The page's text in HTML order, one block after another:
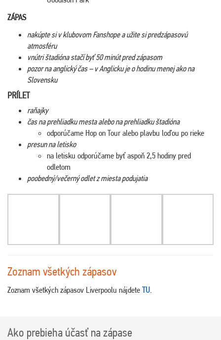
ZÁPAS
nakúpte si v klubovom Fanshope a užite si predzápasovú
atmosféru
vnútri štadióna stačí byť 50 minút pred zápasom
pozor na anglický čas – v Anglicku je o hodinu menej ako na
Slovensku
PRÍLET
raňajky
čas na prehliadku mesta alebo na prehliadku štadióna
odporúčame Hop on Tour alebo plavbu loďou po rieke
presun na letisko
na letisku odporúčame byť aspoň 2,5 hodiny pred
odletom
poobedný/večerný odlet z miesta podujatia
Zoznam všetkých zápasov
Zoznam všetkých zápasov Liverpoolu nájdete TU.
Ako prebieha účasť na zápase